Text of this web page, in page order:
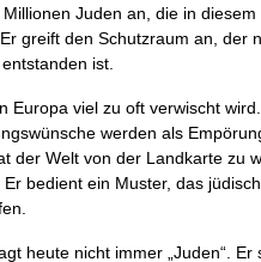
Juden an, die in
greift den Schutzraum an, der
ist.
Europa viel zu oft verwischt
werden als
der Welt von der Landkarte zu
bedient ein Muster, das
heute nicht immer „Juden“. Er